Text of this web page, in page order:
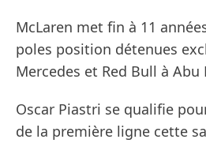
McLaren met fin à 11
poles position détenues
Mercedes et Red Bull à Abu
Oscar Piastri se qualifie
de la première ligne cette